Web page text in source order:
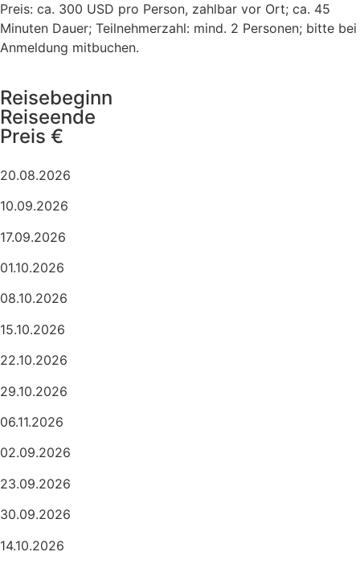
Preis: ca. 300 USD pro Person, zahlbar vor Ort; ca. 45
Minuten Dauer; Teilnehmerzahl: mind. 2 Personen; bitte bei
Anmeldung mitbuchen.
Reisebeginn
Reiseende
Preis €
20.08.2026
10.09.2026
17.09.2026
01.10.2026
08.10.2026
15.10.2026
22.10.2026
29.10.2026
06.11.2026
02.09.2026
23.09.2026
30.09.2026
14.10.2026